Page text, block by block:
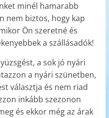
minél hamarabb
nem biztos, hogy kap
Ön szeretné és
a szállásadók!
a sok jó nyári
a nyári szünetben,
választja és nem riad
inkább szezonon
és ekkor még az árak